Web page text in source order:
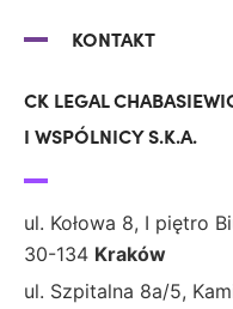
KONTAKT
CK LEGAL
I WSPÓLNICY S.K.A.
ul. Kołowa 8, I piętro
30-134 Kraków
ul. Szpitalna 8a/5,